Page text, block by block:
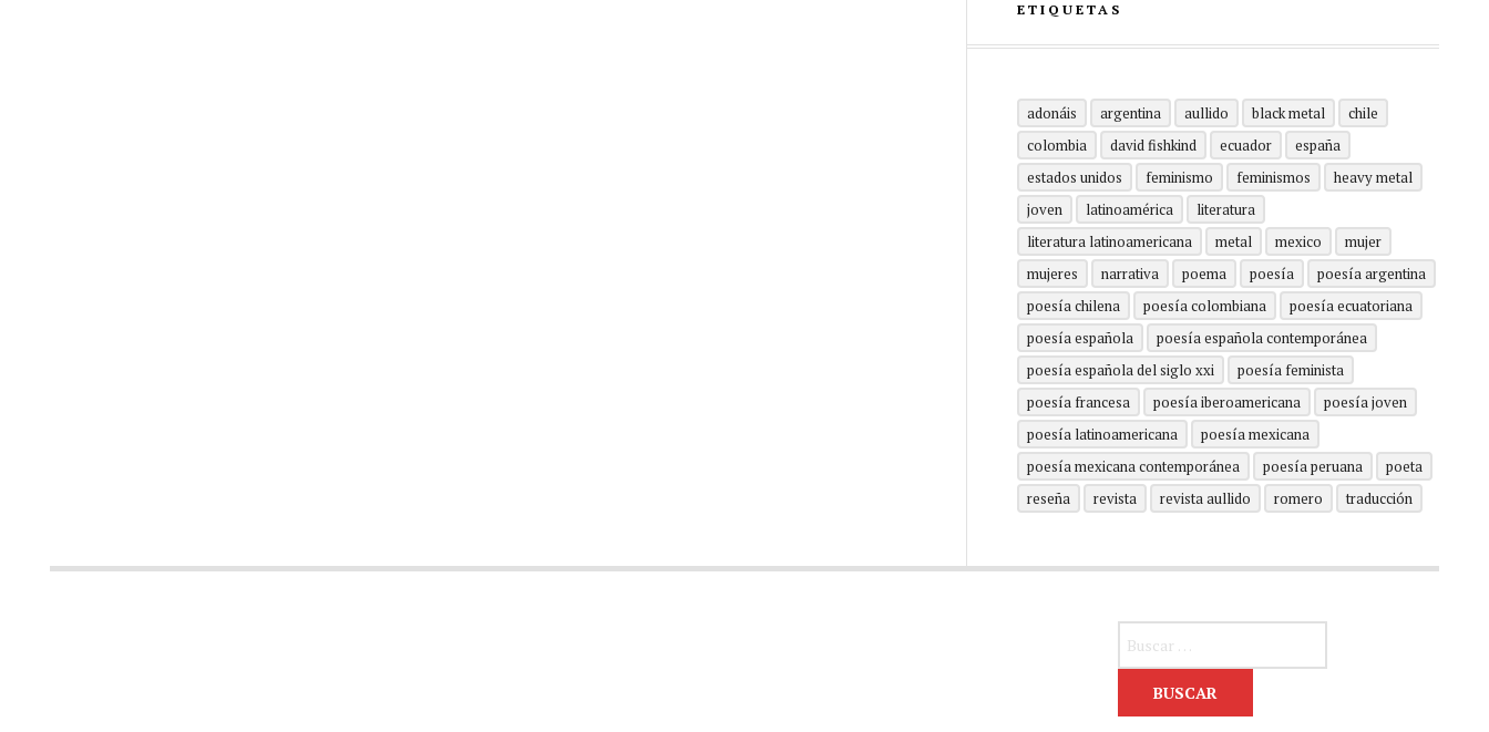
ETIQUETAS
adonáis argentina aullido black metal
chile
colombia
david fishkind ecuador
españa
estados unidos
feminismo feminismos
heavy metal
joven
latinoamérica
literatura
literatura latinoamericana
metal mexico
mujer
mujeres
narrativa poema poesía
poesía argentina
poesía chilena
poesía colombiana
poesía ecuatoriana
poesía española
poesía española contemporánea
poesía española del siglo xxi
poesía feminista
poesía francesa
poesía iberoamericana
poesía joven
poesía latinoamericana
poesía mexicana
poesía mexicana contemporánea
poesía peruana
poeta
reseña
revista revista aullido romero traducción